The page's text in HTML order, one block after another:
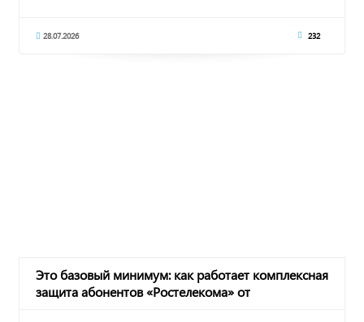
28.07.2026 232
Это базовый минимум: как работает комплексная
защита абонентов «Ростелекома» от